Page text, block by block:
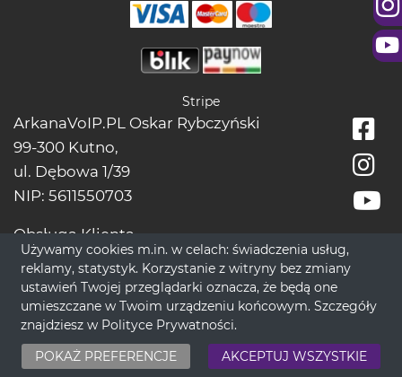
Stripe
ArkanaVoIP.PL Oskar Rybczyński
99-300 Kutno,
ul. Dębowa 1/39
NIP: 5611550703
Obsługa Klienta
tel.:+48228966666
bok[@]wrozbytarot.online
ponadczasową Ezoterykę.
Używamy cookies m.in. w celach: świadczenia usług,
reklamy, statystyk. Korzystanie z witryny bez zmiany
ustawień Twojej przeglądarki oznacza, że będą one
umieszczane w Twoim urządzeniu końcowym. Szczegóły
znajdziesz w Polityce Prywatności.
POKAŻ PREFERENCJE
AKCEPTUJ WSZYSTKIE